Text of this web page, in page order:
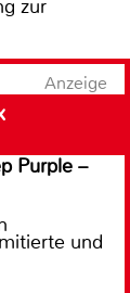
zur
Anzeige
Purple –
und